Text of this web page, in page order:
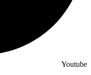
Youtube